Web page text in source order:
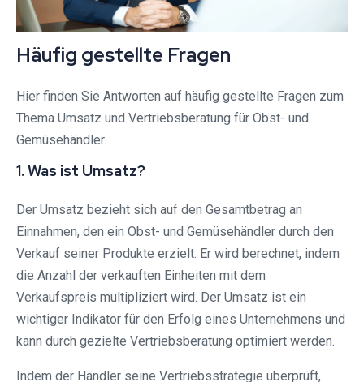
Häufig gestellte Fragen
Hier finden Sie Antworten auf häufig gestellte Fragen zum
Thema Umsatz und Vertriebsberatung für Obst- und
Gemüsehändler.
1. Was ist Umsatz?
Der Umsatz bezieht sich auf den Gesamtbetrag an
Einnahmen, den ein Obst- und Gemüsehändler durch den
Verkauf seiner Produkte erzielt. Er wird berechnet, indem
die Anzahl der verkauften Einheiten mit dem
Verkaufspreis multipliziert wird. Der Umsatz ist ein
wichtiger Indikator für den Erfolg eines Unternehmens und
kann durch gezielte Vertriebsberatung optimiert werden.
Indem der Händler seine Vertriebsstrategie überprüft,